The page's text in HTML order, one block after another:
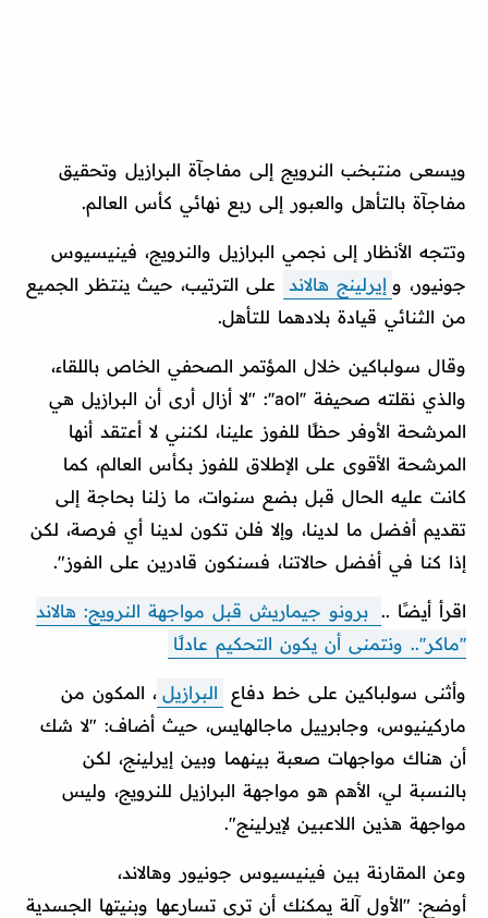
ويسعى منتبخب النرويج إلى مفاجآة البرازيل وتحقيق
مفاجآة بالتأهل والعبور إلى ربع نهائي كأس العالم.
وتتجه الأنظار إلى نجمي البرازيل والنرويج، فينيسيوس
جونيور، و إيرلينج هالاند
على الترتيب، حيث ينتظر الجميع
من الثنائي قيادة بلادهما للتأهل.
وقال سولباكين خلال المؤتمر الصحفي الخاص باللقاء،
والذي نقلته صحيفة ''aol'': "لا أزال أرى أن البرازيل هي
المرشحة الأوفر حظًا للفوز علينا، لكنني لا أعتقد أنها
المرشحة الأقوى على الإطلاق للفوز بكأس العالم، كما
كانت عليه الحال قبل بضع سنوات، ما زلنا بحاجة إلى
تقديم أفضل ما لدينا، وإلا فلن تكون لدينا أي فرصة، لكن
إذا كنا في أفضل حالاتنا، فسنكون قادرين على الفوز".
اقرأ أيضًا .. برونو جيماريش قبل مواجهة النرويج: هالاند
''ماكر''.. ونتمنى أن يكون التحكيم عادلًا
وأثنى سولباكين على خط دفاع البرازيل ، المكون من
ماركينيوس، وجابرييل ماجالهايس، حيث أضاف: "لا شك
أن هناك مواجهات صعبة بينهما وبين إيرلينج، لكن
بالنسبة لي، الأهم هو مواجهة البرازيل للنرويج، وليس
مواجهة هذين اللاعبين لإيرلينج".
وعن المقارنة بين فينيسيوس جونيور وهالاند،
أوضح: "الأول آلة يمكنك أن ترى تسارعها وبنيتها الجسدية